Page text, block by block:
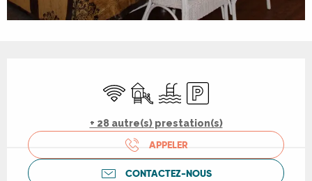
WiFi Jeux pour enfants / Espace jeux
PiscineParking
+ 28 autre(s) prestation(s)
APPELER
CONTACTEZ-NOUS